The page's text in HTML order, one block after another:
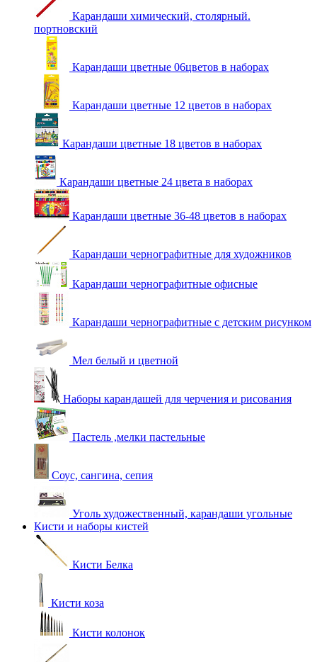
Карандаши химический, столярный.
портновский
Карандаши цветные 06цветов в наборах
Карандаши цветные 12 цветов в наборах
Карандаши цветные 18 цветов в наборах
Карандаши цветные 24 цвета в наборах
Карандаши цветные 36-48 цветов в наборах
Карандаши чернографитные для художников
Карандаши чернографитные офисные
Карандаши чернографитные с детским рисунком
Мел белый и цветной
Наборы карандашей для черчения и рисования
Пастель ,мелки пастельные
Соус, сангина, сепия
Уголь художественный, карандаши угольные
Кисти и наборы кистей
Кисти Белка
Кисти коза
Кисти колонок